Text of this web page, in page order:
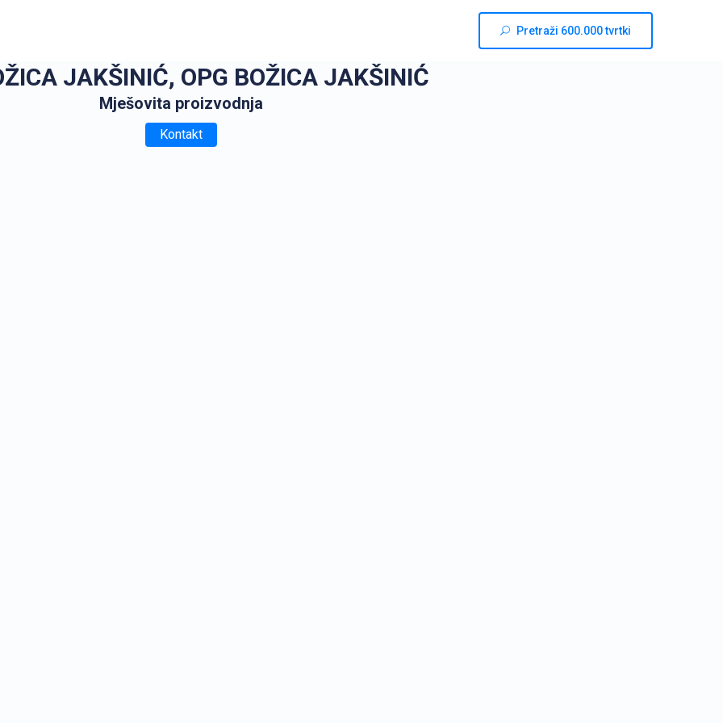
Pretraži 600.000 tvrtki
JAKŠINIĆ, OPG BOŽICA JAKŠINIĆ
Mješovita proizvodnja
Kontakt